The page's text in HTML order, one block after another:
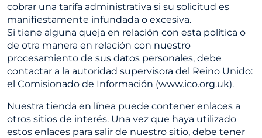
cobrar una tarifa administrativa si su solicitud es
manifiestamente infundada o excesiva.
Si tiene alguna queja en relación con esta política o
de otra manera en relación con nuestro
procesamiento de sus datos personales, debe
contactar a la autoridad supervisora del Reino Unido:
el Comisionado de Información (www.ico.org.uk).
Nuestra tienda en línea puede contener enlaces a
otros sitios de interés. Una vez que haya utilizado
estos enlaces para salir de nuestro sitio, debe tener